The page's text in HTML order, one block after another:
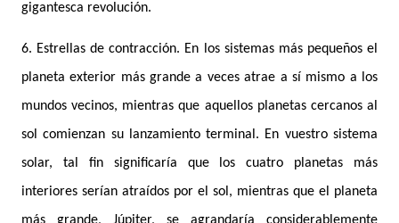
gigantesca revolución.
6. Estrellas de contracción. En los sistemas más pequeños el
planeta exterior más grande a veces atrae a sí mismo a los
mundos vecinos, mientras que aquellos planetas cercanos al
sol comienzan su lanzamiento terminal. En vuestro sistema
solar, tal fin significaría que los cuatro planetas más
interiores serían atraídos por el sol, mientras que el planeta